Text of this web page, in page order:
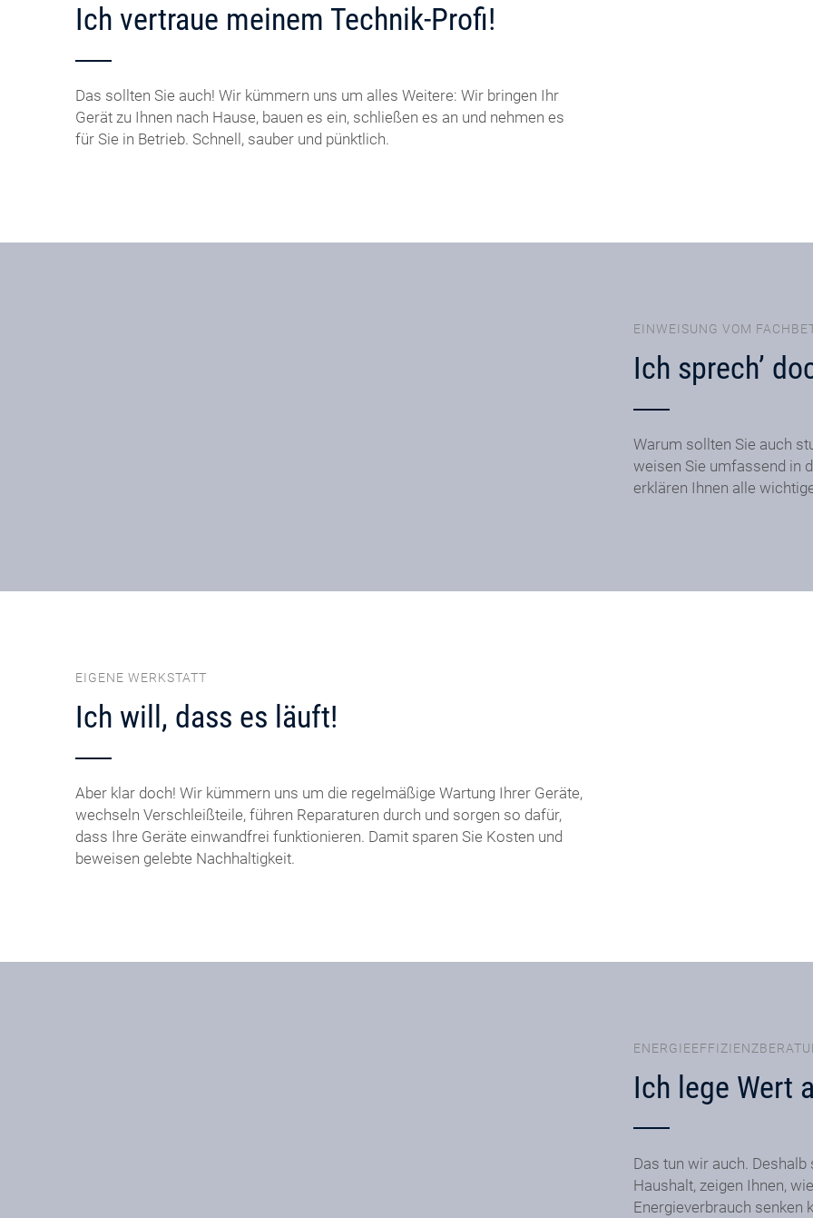
Ich vertraue meinem Technik-Profi!
Das sollten Sie auch! Wir kümmern uns um alles Weitere: Wir bringen Ihr
Gerät zu Ihnen nach Hause, bauen es ein, schließen es an und nehmen es
für Sie in Betrieb. Schnell, sauber und pünktlich.
EINWEISUNG VOM
Ich sprech’
Warum sollten Sie auch
weisen Sie umfassend in
erklären Ihnen alle
EIGENE WERKSTATT
Ich will, dass es läuft!
Aber klar doch! Wir kümmern uns um die regelmäßige Wartung Ihrer Geräte,
wechseln Verschleißteile, führen Reparaturen durch und sorgen so dafür,
dass Ihre Geräte einwandfrei funktionieren. Damit sparen Sie Kosten und
beweisen gelebte Nachhaltigkeit.
Ich lege Wert
Das tun wir auch.
Haushalt, zeigen Ihnen,
Energieverbrauch senken